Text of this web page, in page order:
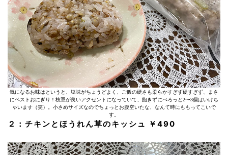
気になるお味はというと、塩味がちょうどよく、ご飯の硬さも柔らかすぎず硬すぎず、まさ
にベストおにぎり！枝豆が良いアクセントになっていて、飽きずにぺろっと2〜3個はいけち
ゃいます（笑）。小さめサイズなのでちょっとお腹空いたな、なんて時にももってこいで
す。
２：チキンとほうれん草のキッシュ ￥490